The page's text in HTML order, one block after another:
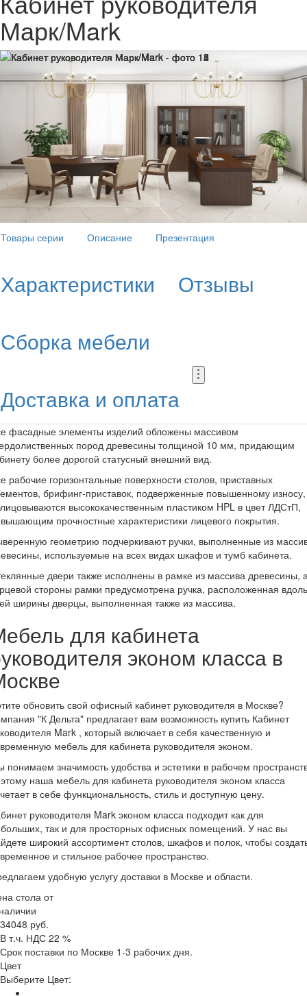
Марк/Mark
Товары серии Описание Презентация
Характеристики
Отзывы
Сборка мебели
Доставка и оплата
фасадные элементы изделий обложены массивом
пород древесины толщиной 10 мм, придающим
более дорогой статусный внешний вид.
рабочие горизонтальные поверхности столов, приставных
брифинг-приставок, подверженные повышенному износу,
высококачественным пластиком HPL в цвет ЛДСтП,
прочностные характеристики лицевого покрытия.
геометрию подчеркивают ручки, выполненные из
используемые на всех видах шкафов и тумб кабинета.
двери также исполнены в рамке из массива древесины,
стороны рамки предусмотрена ручка, расположенная вдоль
ширины дверцы, выполненная также из массива.
для кабинета
эконом класса в
обновить свой офисный кабинет руководителя в Москве?
"К Дельта" предлагает вам возможность купить Кабинет
Mark , который включает в себя качественную и
мебель для кабинета руководителя эконом.
понимаем значимость удобства и эстетики в рабочем
наша мебель для кабинета руководителя эконом класса
в себе функциональность, стиль и доступную цену.
руководителя Mark эконом класса подходит как для
так и для просторных офисных помещений. У нас вы
широкий ассортимент столов, шкафов и полок, чтобы
и стильное рабочее пространство.
удобную услугу доставки в Москве и области.
стола от
34048 руб.
В т.ч. НДС 22 %
Срок поставки по Москве 1-3 рабочих дня.
Цвет
Выберите Цвет: